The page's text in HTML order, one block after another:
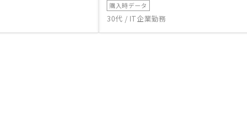
購入時データ
30代 / IT企業勤務